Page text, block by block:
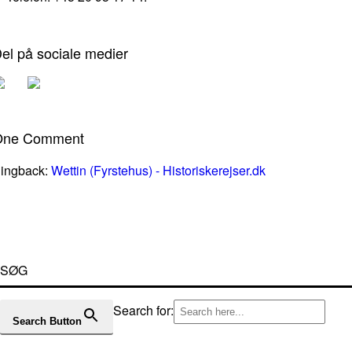
på sociale medier
Comment
Wettin (Fyrstehus) - Historiskerejser.dk
SØG
Search for:
Search Button